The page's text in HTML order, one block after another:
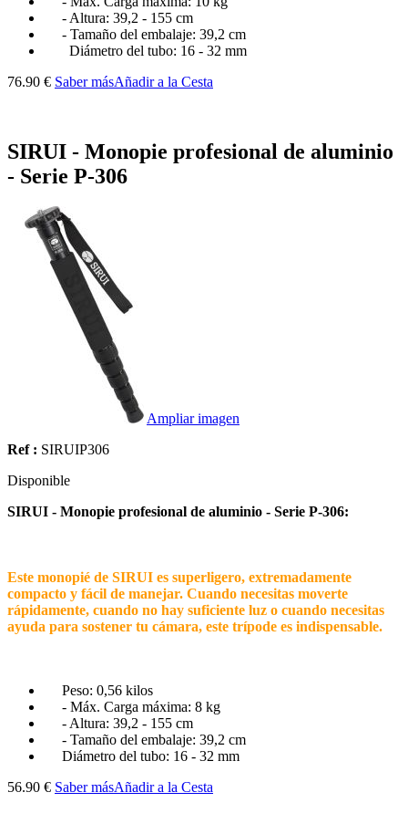
- Altura: 39,2 - 155 cm
- Tamaño del embalaje: 39,2 cm
Diámetro del tubo: 16 - 32 mm
76.90 € Saber másAñadir a la Cesta
SIRUI - Monopie profesional de aluminio
- Serie P-306
Ampliar imagen
Ref : SIRUIP306
Disponible
SIRUI - Monopie profesional de aluminio - Serie P-306:
Este monopié de SIRUI es superligero, extremadamente
compacto y fácil de manejar. Cuando necesitas moverte
rápidamente, cuando no hay suficiente luz o cuando necesitas
ayuda para sostener tu cámara, este trípode es indispensable.
Peso: 0,56 kilos
- Máx. Carga máxima: 8 kg
- Altura: 39,2 - 155 cm
- Tamaño del embalaje: 39,2 cm
Diámetro del tubo: 16 - 32 mm
56.90 € Saber másAñadir a la Cesta